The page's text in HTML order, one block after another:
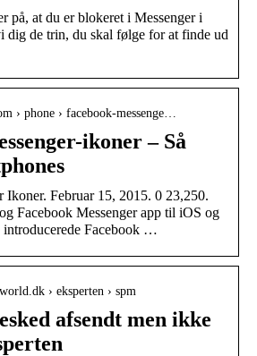
på, at du er blokeret i Messenger i
dig de trin, du skal følge for at finde ud
› phone › facebook-messenge…
ikoner – Så
Ikoner. Februar 15, 2015. 0 23,250.
Facebook Messenger app til iOS og
Facebook …
› eksperten › spm
afsendt men ikke